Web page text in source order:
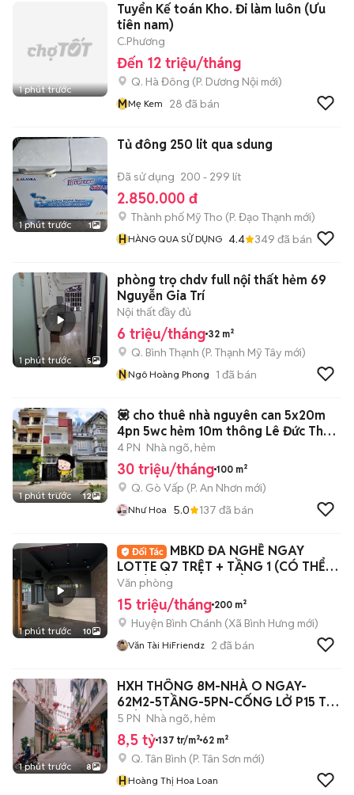
1 phút trước
Tuyển Kế toán Kho. Đi làm luôn (Ưu
tiên nam)
C.Phương
Đến 12 triệu/tháng
Q. Hà Đông (P. Dương Nội mới)
MMẹ Kem 28 đã bán
1 phút trước 1
Tủ đông 250 lit qua sdung
Đã sử dụng 200 - 299 lít
2.850.000 đ
Thành phố Mỹ Tho (P. Đạo Thạnh mới)
HHÀNG QUA SỬ DỤNG 4.4 349 đã bán
1 phút trước 5
phòng trọ chdv full nội thất hẻm 69
Nguyễn Gia Trí
Nội thất đầy đủ
6 triệu/tháng 32 m²
Q. Bình Thạnh (P. Thạnh Mỹ Tây mới)
NNgô Hoàng Phong 1 đã bán
1 phút trước 12
💟 cho thuê nhà nguyên can 5x20m
4pn 5wc hẻm 10m thông Lê Đức Thọ
p6
4 PN Nhà ngõ, hẻm
30 triệu/tháng 100 m²
Q. Gò Vấp (P. An Nhơn mới)
Như Hoa 5.0 137 đã bán
1 phút trước 10
MBKD ĐA NGHỀ NGAY
LOTTE Q7 TRỆT + TẦNG 1 (CÓ THỂ
THUÊ RIÊNG TỪNG TẦNG)
Văn phòng
15 triệu/tháng 200 m²
Huyện Bình Chánh (Xã Bình Hưng mới)
Văn Tài HiFriendz 2 đã bán
1 phút trước 8
HXH THÔNG 8M-NHÀ O NGAY-
62M2-5TẦNG-5PN-CỐNG LỞ P15 TB-
CHỈ 8TỶ5 TL
5 PN Nhà ngõ, hẻm
8,5 tỷ 137 tr/m² 62 m²
Q. Tân Bình (P. Tân Sơn mới)
HHoàng Thị Hoa Loan